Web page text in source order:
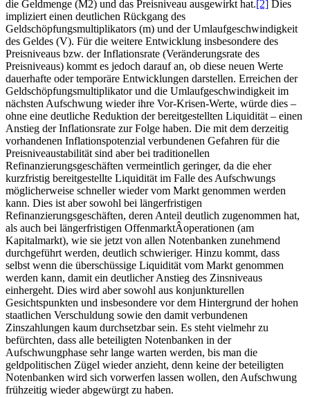
die Geldmenge (M2) und das Preisniveau ausgewirkt hat.[2] Dies
impliziert einen deutlichen Rückgang des
Geldschöpfungsmultiplikators (m) und der Umlaufgeschwindigkeit
des Geldes (V). Für die weitere Entwicklung insbesondere des
Preisniveaus bzw. der Inflationsrate (Veränderungsrate des
Preisniveaus) kommt es jedoch darauf an, ob diese neuen Werte
dauerhafte oder temporäre Entwicklungen darstellen. Erreichen der
Geldschöpfungsmultiplikator und die Umlaufgeschwindigkeit im
nächsten Aufschwung wieder ihre Vor-Krisen-Werte, würde dies –
ohne eine deutliche Reduktion der bereitgestellten Liquidität – einen
Anstieg der Inflationsrate zur Folge haben. Die mit dem derzeitig
vorhandenen Inflationspotenzial verbundenen Gefahren für die
Preisniveaustabilität sind aber bei traditionellen
Refinanzierungsgeschäften vermeintlich geringer, da die eher
kurzfristig bereitgestellte Liquidität im Falle des Aufschwungs
möglicherweise schneller wieder vom Markt genommen werden
kann. Dies ist aber sowohl bei längerfristigen
Refinanzierungsgeschäften, deren Anteil deutlich zugenommen hat,
als auch bei längerfristigen OffenmarktÂ­operationen (am
Kapitalmarkt), wie sie jetzt von allen Notenbanken zunehmend
durchgeführt werden, deutlich schwieriger. Hinzu kommt, dass
selbst wenn die überschüssige Liquidität vom Markt genommen
werden kann, damit ein deutlicher Anstieg des Zinsniveaus
einhergeht. Dies wird aber sowohl aus konjunkturellen
Gesichtspunkten und insbesondere vor dem Hintergrund der hohen
staatlichen Verschuldung sowie den damit verbundenen
Zinszahlungen kaum durchsetzbar sein. Es steht vielmehr zu
befürchten, dass alle beteiligten Notenbanken in der
Aufschwungphase sehr lange warten werden, bis man die
geldpolitischen Zügel wieder anzieht, denn keine der beteiligten
Notenbanken wird sich vorwerfen lassen wollen, den Aufschwung
frühzeitig wieder abgewürgt zu haben.